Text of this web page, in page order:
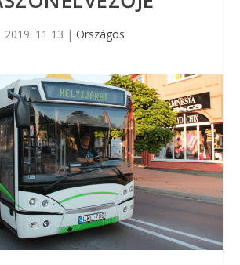
2019. 11 13 | Országos